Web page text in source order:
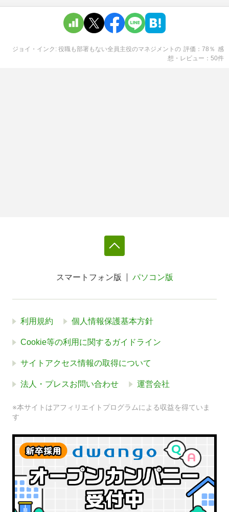
ジョイ・インク: 役職も部署もない全員主役のマネジメント の 評価 78 ％ 感
想・レビュー
50件
スマートフォン版 パソコン版
利用規約 個人情報保護基本方針
Cookie等の利用に関するガイドライン
サイトアクセス情報の取得について
法人・プレスお問い合わせ 運営会社
※本サイトはアフィリエイトプログラムによる収益を得ていま
す